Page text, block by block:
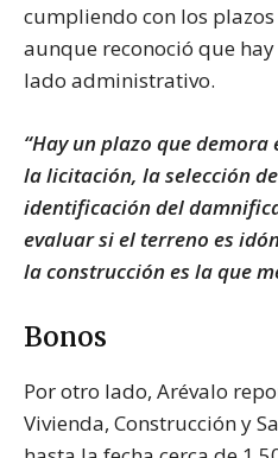
cumpliendo con los
aunque reconoció que
lado administrativo.
“Hay un plazo que
la licitación, la selección
identificación del
evaluar si el terreno es
la construcción es la que
Bonos
Por otro lado, Arévalo
Vivienda, Construcción y